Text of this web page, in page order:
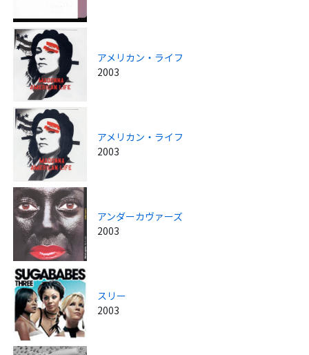
アメリカン・ライフ
2003
アメリカン・ライフ
2003
アンダーカヴァーズ
2003
スリー
2003